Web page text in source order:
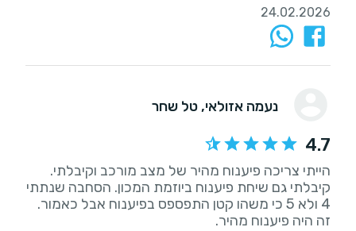
24.02.2026
נעמה אזולאי, טל שחר
4.7
הייתי צריכה פיענוח מהיר של מצב מורכב וקיבלתי.
קיבלתי גם שיחת פיענוח ביוזמת המכון. הסחבה שנתתי
4 ולא 5 כי משהו קטן התפספס בפיענוח אבל כאמור.
זה היה פיענוח מהיר.